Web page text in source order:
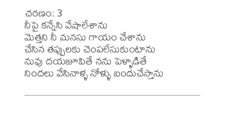
చరణం: 3
నీపై కన్నేసి వేషాలేశాను
మెత్తని నీ మనసు గాయం చేశాను
చేసిన తప్పులకు చెంపలేసుకుంటాను
నువు దయజూపితే నను పెళ్ళాడితే